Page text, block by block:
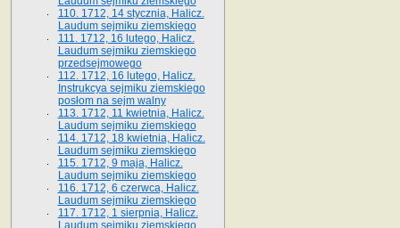
110. 1712, 14 stycznia, Halicz.
Laudum sejmiku ziemskiego
111. 1712, 16 lutego, Halicz.
Laudum sejmiku ziemskiego
przedsejmowego
112. 1712, 16 lutego, Halicz.
Instrukcya sejmiku ziemskiego
posłom na sejm walny
113. 1712, 11 kwietnia, Halicz.
Laudum sejmiku ziemskiego
114. 1712, 18 kwietnia, Halicz.
Laudum sejmiku ziemskiego
115. 1712, 9 maja, Halicz.
Laudum sejmiku ziemskiego
116. 1712, 6 czerwca, Halicz.
Laudum sejmiku ziemskiego
117. 1712, 1 sierpnia, Halicz.
Laudum sejmiku ziemskiego